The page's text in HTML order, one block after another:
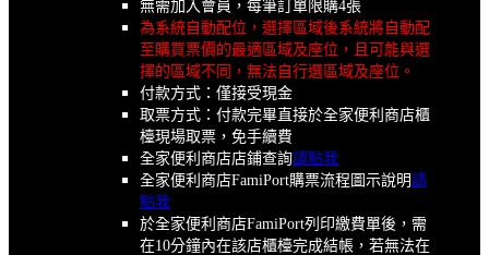
無需加入會員，每筆訂單限購4張
為系統自動配位，選擇區域後系統將自動配
至購買票價的最適區域及座位，且可能與選
擇的區域不同，無法自行選區域及座位。
付款方式：僅接受現金
取票方式：付款完畢直接於全家便利商店櫃
檯現場取票，免手續費
全家便利商店店鋪查詢請點我
全家便利商店FamiPort購票流程圖示說明請
點我
於全家便利商店FamiPort列印繳費單後，需
在10分鐘內在該店櫃檯完成結帳，若無法在